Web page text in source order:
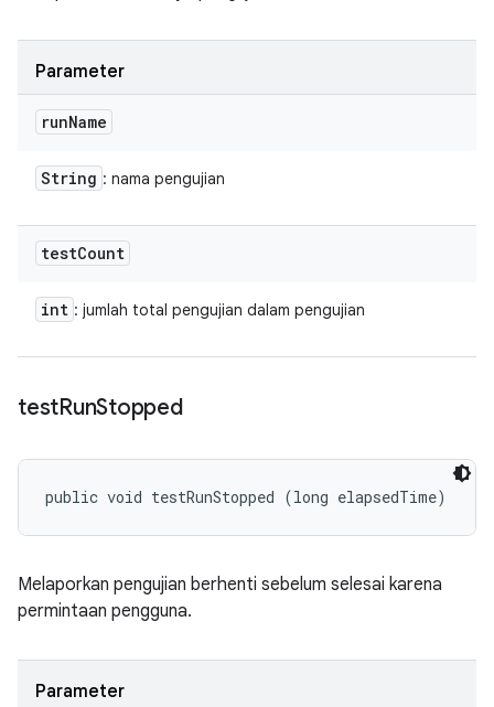
Parameter
runName
String : nama pengujian
testCount
int : jumlah total pengujian dalam pengujian
testRunStopped
public void testRunStopped (long elapsedTime)
Melaporkan pengujian berhenti sebelum selesai karena
permintaan pengguna.
Parameter